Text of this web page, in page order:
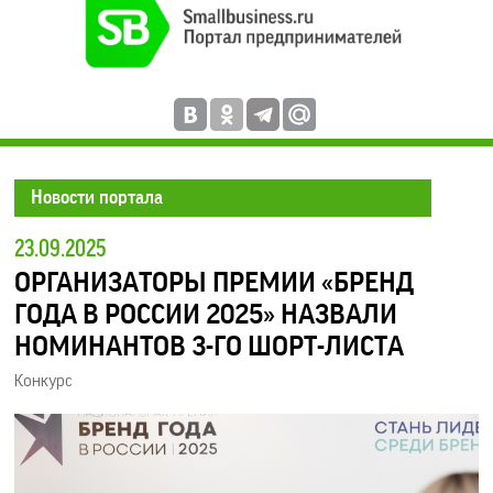
Новости портала
23.09.2025
ОРГАНИЗАТОРЫ ПРЕМИИ «БРЕНД
ГОДА В РОССИИ 2025» НАЗВАЛИ
НОМИНАНТОВ 3-ГО ШОРТ-ЛИСТА
Конкурс